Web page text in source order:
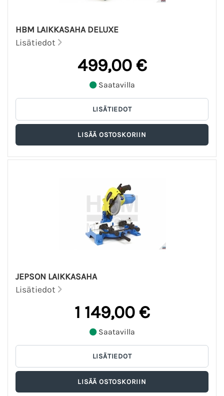
HBM LAIKKASAHA DELUXE
Lisätiedot
499,00 €
Saatavilla
JEPSON LAIKKASAHA
Lisätiedot
1 149,00 €
Saatavilla